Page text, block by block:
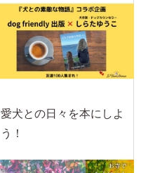
愛犬との日々を本にしよ
う！